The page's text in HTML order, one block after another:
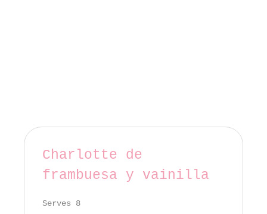
Charlotte de
frambuesa y vainilla
Serves 8